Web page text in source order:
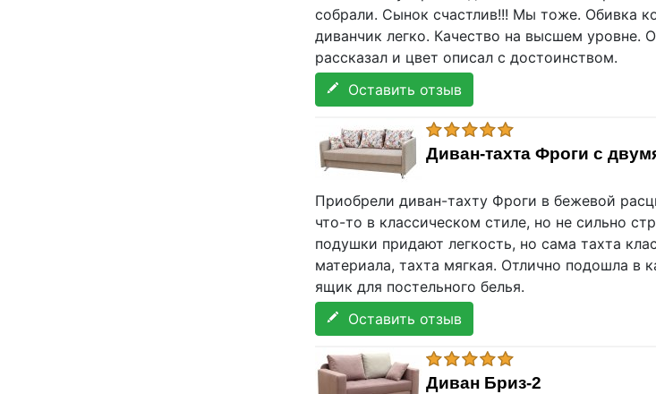
собрали. Сынок счастлив!!! Мы тоже. Обивка
диванчик легко. Качество на высшем уровне.
рассказал и цвет описал с достоинством.
Оставить отзыв
Диван-тахта Фроги с
Приобрели диван-тахту Фроги в бежевой
что-то в классическом стиле, но не сильно
подушки придают легкость, но сама тахта
материала, тахта мягкая. Отлично подошла в
ящик для постельного белья.
Оставить отзыв
Диван Бриз-2